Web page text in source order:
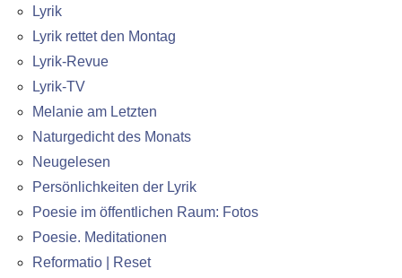
Lyrik
Lyrik rettet den Montag
Lyrik-Revue
Lyrik-TV
Melanie am Letzten
Naturgedicht des Monats
Neugelesen
Persönlichkeiten der Lyrik
Poesie im öffentlichen Raum: Fotos
Poesie. Meditationen
Reformatio | Reset